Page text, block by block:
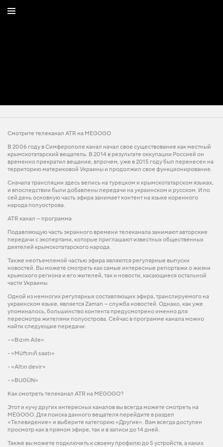
Смотрите телеканал ATR на MEGOGO
В 2006 году в Симферополе канал начал свое существование как местный
крымскотатарский вещатель. В 2014 в результате оккупации Россией он
временно прекратил вещание, впрочем, уже в 2015 году был перенесен на
территорию материковой Украины и продолжил свое функционирование.
Сначала трансляции здесь велись на турецком и крымскотатарском языках,
и впоследствии были добавлены передачи на украинском и русском. И по
сей день основную часть эфира занимает контент на языке коренного
народа полуострова.
ATR канал — программа
Подавляющую часть экранного времени телеканала занимают авторские
передачи с экспертами, которые приглашают известных общественных
деятелей крымскотатарского народа.
Также неотъемлемой частью эфира являются регулярные выпуски
новостей. Вы можете смотреть как самые интересные репортажи о жизни
крымского региона и его жителей, так и новости, касающиеся остальной
части Украины.
Одной из немногих регулярных составляющих эфира, транслируемого на
украинском языке, является Zaman — служба новостей. Однако, как уже
упоминалось, большинство контента предусмотрено именно для
пересмотра жителями полуострова. Сейчас в программе канала можно
найти следующие передачи:
- «Bızım Aile»
- «Müftınıñ saatı»
- «Altın devir»
- «BUGÜN»
Как смотреть телеканал ATR на MEGOGO?
Этот и кучу других интересных каналов вы всегда можете смотреть на
MEGOGO. Для поиска данного вещателя перейдите в раздел
«Телевидение» и выберите категорию «Другие». Вам всегда доступен
просмотр как в прямом эфире, так и в записи до 14 дней.
Также вы можете подключить к своему профилю до 5 устройств, а каких